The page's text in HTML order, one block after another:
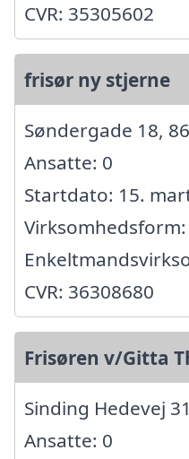
CVR: 35305602
frisør ny stjerne
Søndergade 18,
Ansatte: 0
Startdato: 15.
Virksomhedsform:
CVR: 36308680
Frisøren v/Gitta
Sinding Hedevej
Ansatte: 0